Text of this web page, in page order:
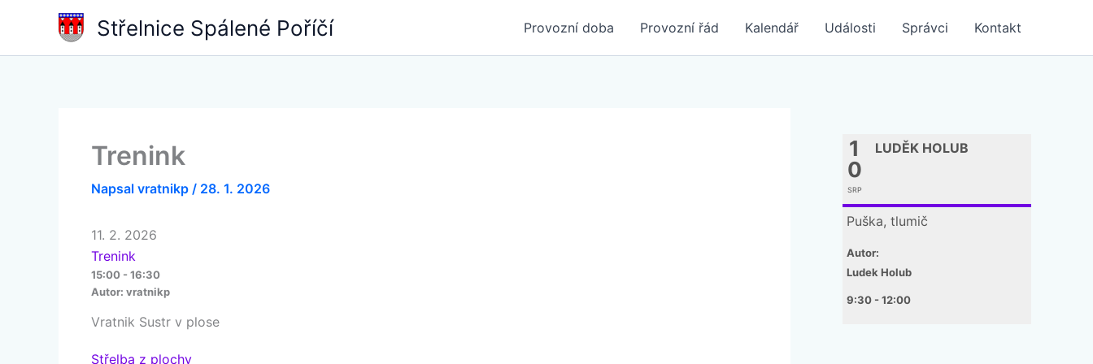
obsah
Střelnice Spálené Poříčí Provozní doba Provozní řád Kalendář Události Správci Kontakt
Trenink
Napsal vratnikp / 28. 1. 2026
11. 2. 2026
Trenink
15:00 - 16:30
Autor: vratnikp
Vratnik Sustr v plose
Střelba z plochy
1
0
SRP
LUDĚK HOLUB
Puška, tlumič
Autor:
Ludek Holub
9:30 - 12:00